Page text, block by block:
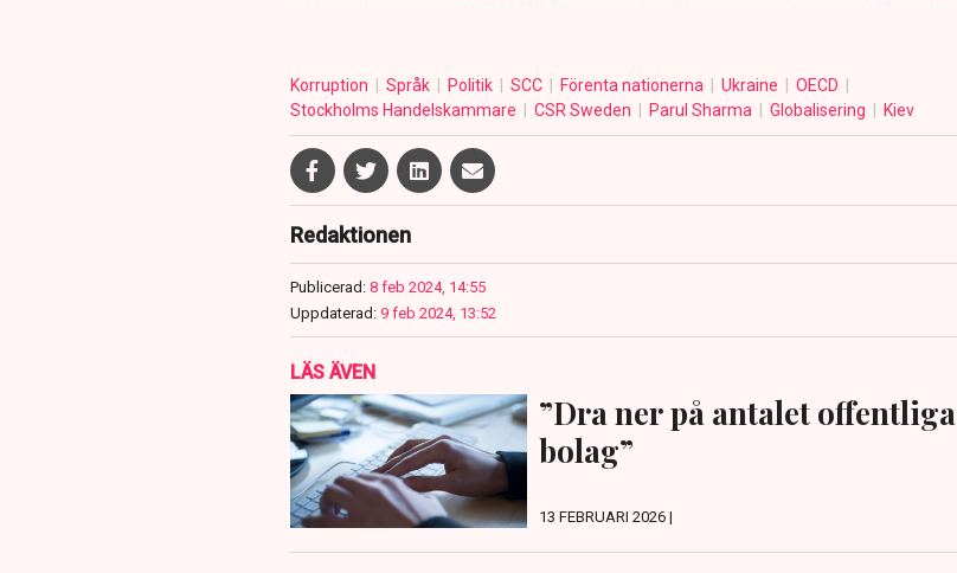
Korruption Språk Politik SCC Förenta nationerna Ukraine
OECD
Stockholms Handelskammare
CSR Sweden Parul Sharma Globalisering Kiev
Redaktionen
Publicerad: 8 feb 2024, 14:55
Uppdaterad: 9 feb 2024, 13:52
LÄS ÄVEN
”Dra ner på antalet offentliga
bolag”
13 FEBRUARI 2026 |